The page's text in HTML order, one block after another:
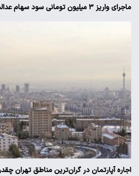
ماجرای واریز ۳ میلیون تومانی سود سهام عدالت چیست؟
اجاره آپارتمان در گران‌ترین مناطق تهران